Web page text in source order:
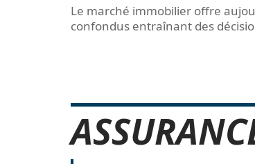
Le marché immobilier offre
confondus entraînant des